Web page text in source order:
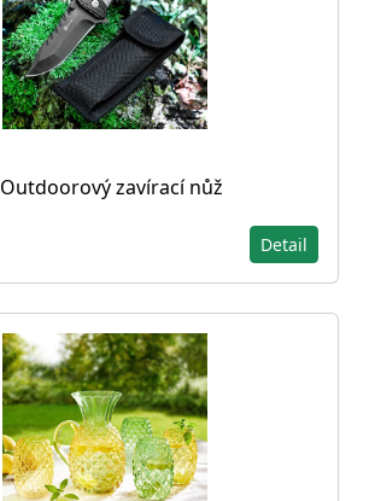
Outdoorový zavírací nůž
Detail